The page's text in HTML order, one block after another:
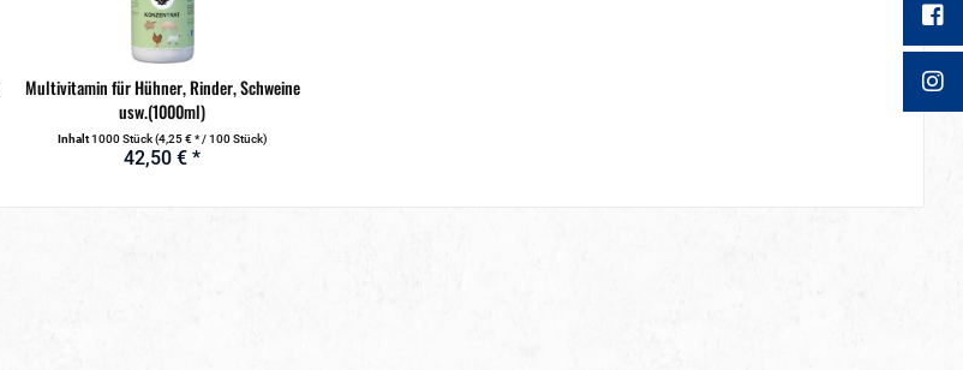
Multivitamin für Hühner, Rinder, Schweine
usw.(1000ml)
Inhalt1000 Stück(4,25 € * / 100 Stück)
42,50 € *